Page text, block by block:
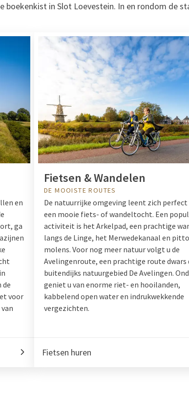
boekenkist in Slot Loevestein. In en rondom de
en
ga
de
voor
Fietsen & Wandelen
DE MOOISTE ROUTES
De natuurrijke omgeving leent zich
een mooie fiets- of wandeltocht. Een
activiteit is het Arkelpad, een prachtige
langs de Linge, het Merwedekanaal en
molens. Voor nog meer natuur volgt u de
Avelingenroute, een prachtige route dwars
buitendijks natuurgebied De Avelingen.
geniet u van enorme riet- en hooilanden,
kabbelend open water en indrukwekkende
vergezichten.
Fietsen huren